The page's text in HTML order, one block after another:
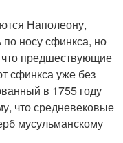
Наполеону,
по носу сфинкса, но
предшествующие
сфинкса уже без
в 1755 году
что средневековые
мусульманскому